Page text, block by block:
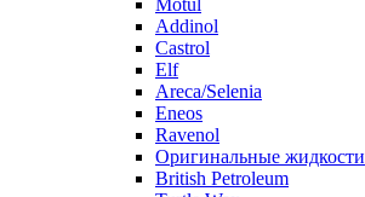
Motul
Addinol
Castrol
Elf
Areca/Selenia
Eneos
Ravenol
Оригинальные жидкости
British Petroleum